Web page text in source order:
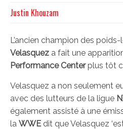
Justin Khouzam
L’ancien champion des poids-
Velasquez a fait une
Performance Centerplus tôt
Velasquez a non seulement
avec des lutteurs de la ligue
également assisté à une
la WWE dit que Velasquez